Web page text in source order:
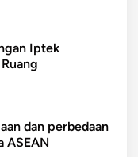
Iptek
dan perbedaan
ASEAN